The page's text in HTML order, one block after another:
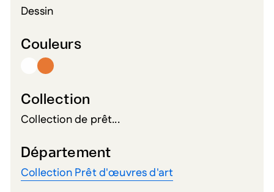
Dessin
Couleurs
Collection
Collection de prêt...
Département
Collection Prêt d'œuvres d'art